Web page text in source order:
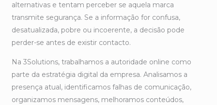
alternativas e tentam perceber se aquela marca
transmite segurança. Se a informação for confusa,
desatualizada, pobre ou incoerente, a decisão pode
perder-se antes de existir contacto.
Na 3Solutions, trabalhamos a autoridade online como
parte da estratégia digital da empresa. Analisamos a
presença atual, identificamos falhas de comunicação,
organizamos mensagens, melhoramos conteúdos,